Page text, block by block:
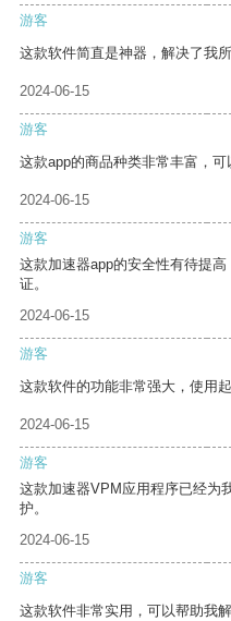
游客
这款软件简直是神器，解决了我所
2024-06-15
游客
这款app的商品种类非常丰富，可
2024-06-15
游客
这款加速器app的安全性有待提
证。
2024-06-15
游客
这款软件的功能非常强大，使用起
2024-06-15
游客
这款加速器VPM应用程序已经为
护。
2024-06-15
游客
这款软件非常实用，可以帮助我解